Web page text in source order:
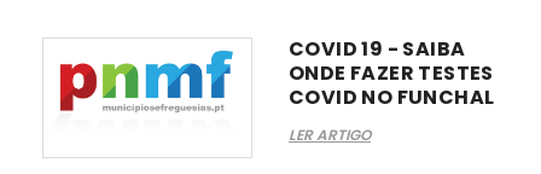
COVID 19 - SAIBA
ONDE FAZER TESTES
COVID NO FUNCHAL
LER ARTIGO